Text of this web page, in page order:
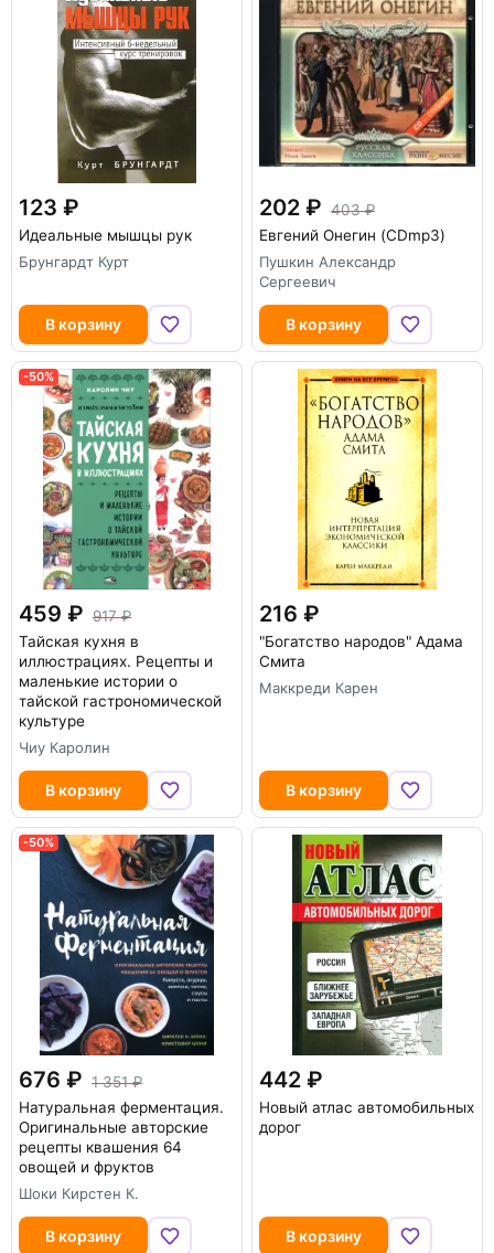
123
Идеальные мышцы рук
Брунгардт Курт
В корзину
202
403
Евгений Онегин (CDmp3)
Пушкин Александр
Сергеевич
В корзину
-50%
459
917
Тайская кухня в
иллюстрациях. Рецепты и
маленькие истории о
тайской гастрономической
культуре
Чиу Каролин
В корзину
216
"Богатство народов" Адама
Смита
Маккреди Карен
В корзину
-50%
676
1 351
Натуральная ферментация.
Оригинальные авторские
рецепты квашения 64
овощей и фруктов
Шоки Кирстен К.
В корзину
442
Новый атлас автомобильных
дорог
В корзину